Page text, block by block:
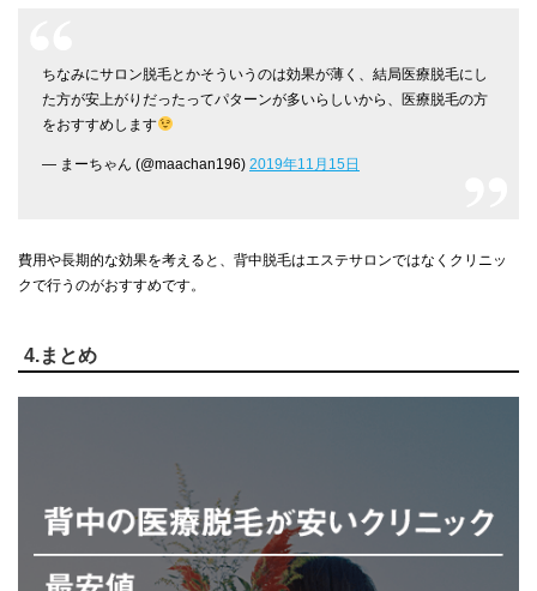
ちなみにサロン脱毛とかそういうのは効果が薄く、結局医療脱毛にし
た方が安上がりだったってパターンが多いらしいから、医療脱毛の方
をおすすめします
— まーちゃん (@maachan196) 2019年11月15日
費用や長期的な効果を考えると、背中脱毛はエステサロンではなくクリニッ
クで行うのがおすすめです。
4.まとめ